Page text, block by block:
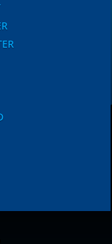
prenášanie
na